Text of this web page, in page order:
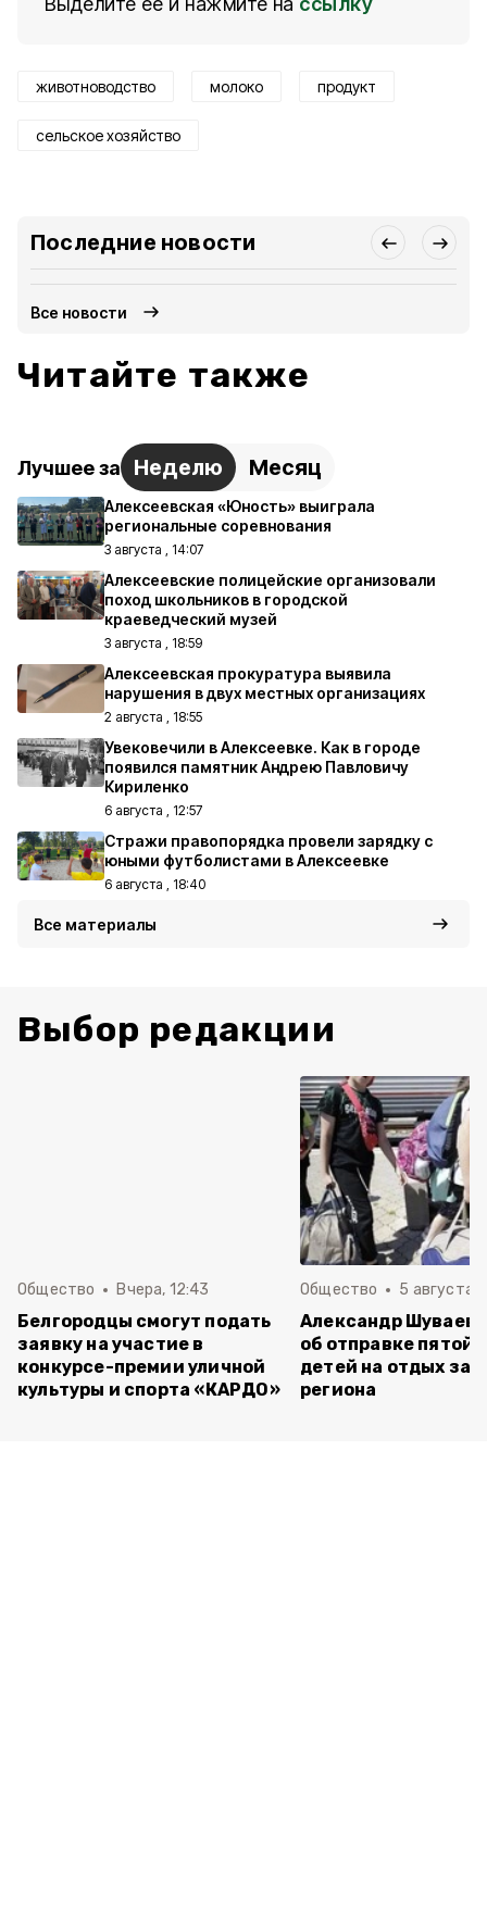
животноводство молоко продукт
сельское хозяйство
Последние новости
Все новости
Читайте также
Лучшее за Неделю Месяц
Алексеевская «Юность» выиграла
региональные соревнования
3 августа , 14:07
Алексеевские полицейские организовали
поход школьников в городской
краеведческий музей
3 августа , 18:59
Алексеевская прокуратура выявила
нарушения в двух местных организациях
2 августа , 18:55
Увековечили в Алексеевке. Как в городе
появился памятник Андрею Павловичу
Кириленко
6 августа , 12:57
Стражи правопорядка провели зарядку с
юными футболистами в Алексеевке
6 августа , 18:40
Все материалы
Выбор редакции
Общество Вчера, 12:43
Белгородцы смогут подать
заявку на участие в
конкурсе-премии уличной
культуры и спорта «КАРДО»
Общество 5 августа ,
Александр Шуваев
об отправке пятой
детей на отдых за
региона